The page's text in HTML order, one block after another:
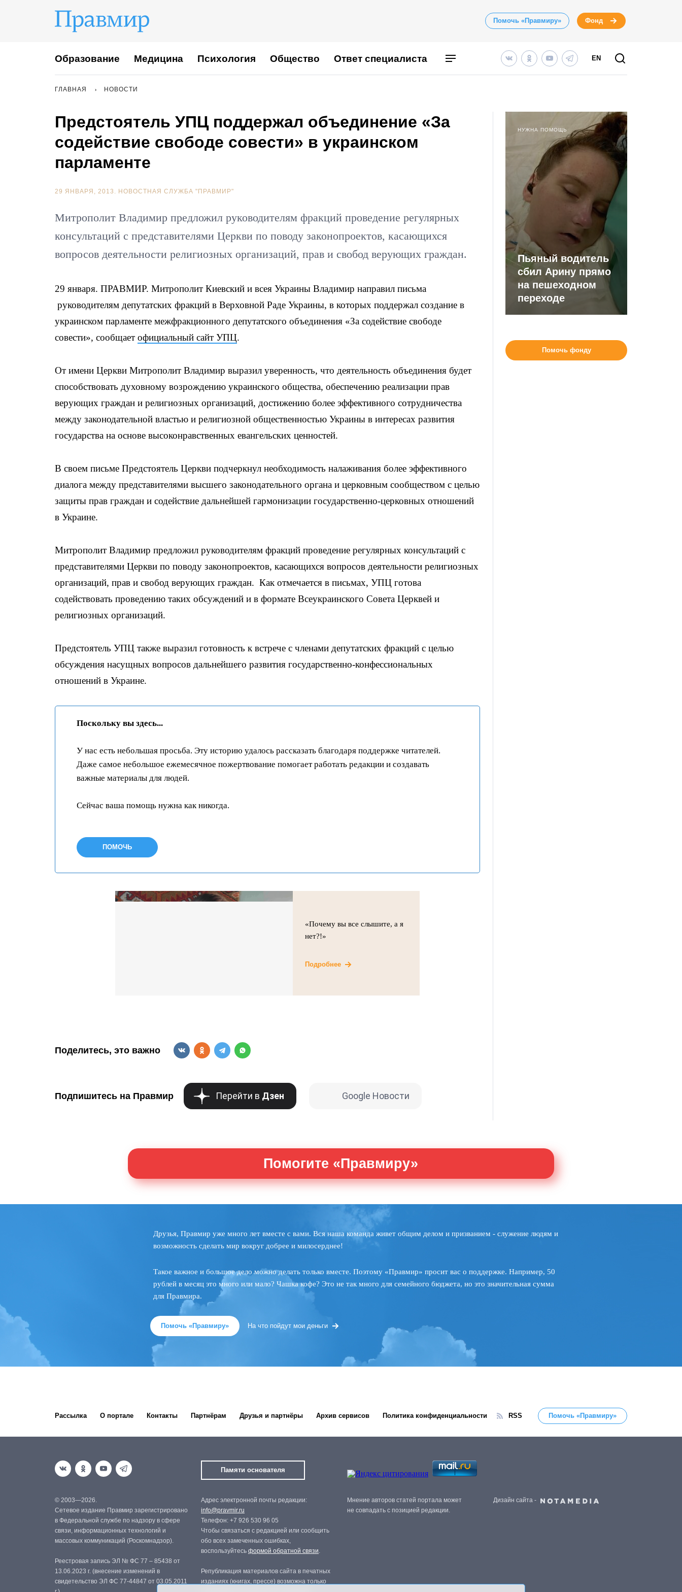
Помочь «Правмиру» Фонд
Образование Медицина Психология Общество Ответ специалиста EN
ГЛАВНАЯ НОВОСТИ
Предстоятель УПЦ поддержал объединение «За
содействие свободе совести» в украинском
парламенте
29 ЯНВАРЯ, 2013. НОВОСТНАЯ СЛУЖБА "ПРАВМИР"
Митрополит Владимир предложил руководителям фракций проведение регулярных
консультаций с представителями Церкви по поводу законопроектов, касающихся
вопросов деятельности религиозных организаций, прав и свобод верующих граждан.
29 января. ПРАВМИР. Митрополит Киевский и всея Украины Владимир направил письма
руководителям депутатских фракций в Верховной Раде Украины, в которых поддержал создание в
украинском парламенте межфракционного депутатского объединения «За содействие свободе
совести», сообщает официальный сайт УПЦ.
От имени Церкви Митрополит Владимир выразил уверенность, что деятельность объединения будет
способствовать духовному возрождению украинского общества, обеспечению реализации прав
верующих граждан и религиозных организаций, достижению более эффективного сотрудничества
между законодательной властью и религиозной общественностью Украины в интересах развития
государства на основе высоконравственных евангельских ценностей.
В своем письме Предстоятель Церкви подчеркнул необходимость налаживания более эффективного
диалога между представителями высшего законодательного органа и церковным сообществом с целью
защиты прав граждан и содействие дальнейшей гармонизации государственно-церковных отношений
в Украине.
Митрополит Владимир предложил руководителям фракций проведение регулярных консультаций с
представителями Церкви по поводу законопроектов, касающихся вопросов деятельности религиозных
организаций, прав и свобод верующих граждан. Как отмечается в письмах, УПЦ готова
содействовать проведению таких обсуждений и в формате Всеукраинского Совета Церквей и
религиозных организаций.
Предстоятель УПЦ также выразил готовность к встрече с членами депутатских фракций с целью
обсуждения насущных вопросов дальнейшего развития государственно-конфессиональных
отношений в Украине.
Поскольку вы здесь...
У нас есть небольшая просьба. Эту историю удалось рассказать благодаря поддержке читателей.
Даже самое небольшое ежемесячное пожертвование помогает работать редакции и создавать
важные материалы для людей.
Сейчас ваша помощь нужна как никогда.
ПОМОЧЬ
«Почему вы все слышите, а я
нет?!»
Подробнее
Поделитесь, это важно
Подпишитесь на Правмир Перейти в Дзен Google Новости
НУЖНА ПОМОЩЬ
Пьяный водитель
сбил Арину прямо
на пешеходном
переходе
Помочь фонду
Помогите «Правмиру»
Друзья, Правмир уже много лет вместе с вами. Вся наша команда живет общим делом и призванием - служение людям и
возможность сделать мир вокруг добрее и милосерднее!
Такое важное и большое дело можно делать только вместе. Поэтому «Правмир» просит вас о поддержке. Например, 50
рублей в месяц это много или мало? Чашка кофе? Это не так много для семейного бюджета, но это значительная сумма
для Правмира.
Помочь «Правмиру» На что пойдут мои деньги
Рассылка О портале Контакты Партнёрам Друзья и партнёры Архив сервисов Политика конфиденциальности RSS Помочь «Правмиру»
Памяти основателя
© 2003—2026.
Сетевое издание Правмир зарегистрировано
в Федеральной службе по надзору в сфере
связи, информационных технологий и
массовых коммуникаций (Роскомнадзор).
Реестровая запись ЭЛ № ФС 77 – 85438 от
13.06.2023 г. (внесение изменений в
свидетельство ЭЛ ФС 77-44847 от 03.05.2011
Адрес электронной почты редакции:
info@pravmir.ru
Телефон: +7 926 530 96 05
Чтобы связаться с редакцией или сообщить
обо всех замеченных ошибках,
воспользуйтесь формой обратной связи.
Републикация материалов сайта в печатных
изданиях (книгах, прессе) возможна только
Мнение авторов статей портала может
не совпадать с позицией редакции.
Дизайн сайта -